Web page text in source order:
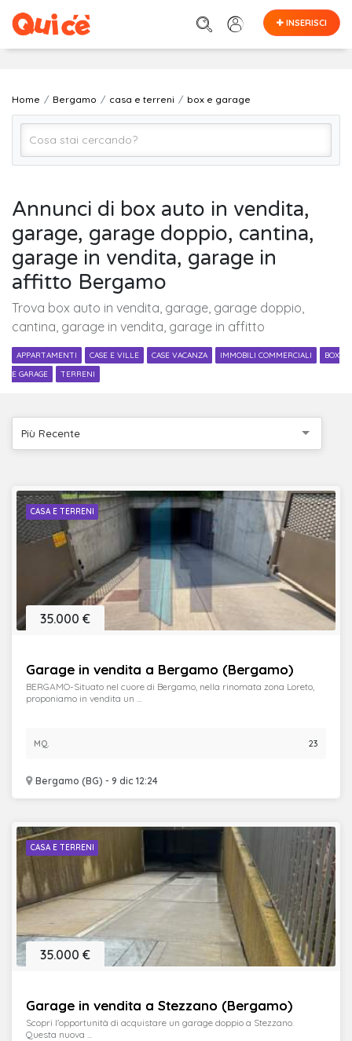
INSERISCI
Home Bergamo casa e terreni box e garage
Bergamo
Cerca
Annunci di box auto in vendita,
garage, garage doppio, cantina,
garage in vendita, garage in
affitto Bergamo
Trova box auto in vendita, garage, garage doppio,
cantina, garage in vendita, garage in affitto
APPARTAMENTI CASE E VILLE CASE VACANZA IMMOBILI COMMERCIALI
BOX
E GARAGE
TERRENI
Più Recente
CASA E TERRENI
Garage in vendita a Bergamo (Bergamo)
Bergamo (BG) - 9 dic 12:24
35.000 €
BERGAMO-Situato nel cuore di Bergamo, nella rinomata zona Loreto,
proponiamo in vendita un ...
MQ. 23
CASA E TERRENI
Garage in vendita a Stezzano (Bergamo)
35.000 €
Scopri l'opportunità di acquistare un garage doppio a Stezzano.
Questa nuova ...